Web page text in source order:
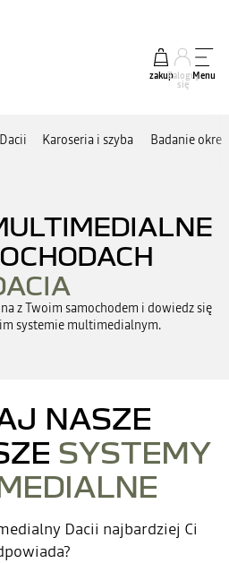
zakupZaloguj
się
Menu
Karoseria i szyba Badanie
z Twoim samochodem i dowiedz się
systemie multimedialnym.
NASZE
SYSTEMY
Dacii najbardziej Ci